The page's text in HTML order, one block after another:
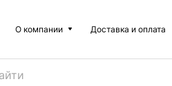
О компании Доставка и оплата